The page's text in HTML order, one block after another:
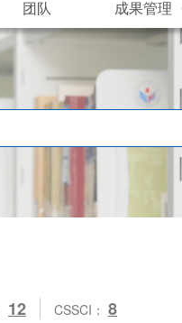
团队 成果管理
12 CSSCI： 8